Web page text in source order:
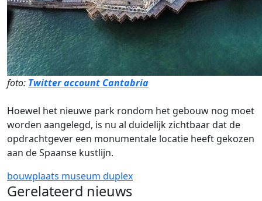
foto: Twitter account Cantabria
Hoewel het nieuwe park rondom het gebouw nog moet
worden aangelegd, is nu al duidelijk zichtbaar dat de
opdrachtgever een monumentale locatie heeft gekozen
aan de Spaanse kustlijn.
bouwplaats museum duplex
Gerelateerd nieuws